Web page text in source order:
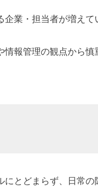
業・担当者が増えて
報管理の観点から
とどまらず、日常